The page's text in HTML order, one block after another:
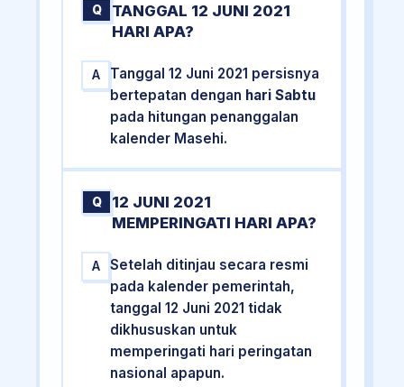
Q
TANGGAL 12 JUNI 2021
HARI APA?
A
Tanggal 12 Juni 2021 persisnya
bertepatan dengan hari Sabtu
pada hitungan penanggalan
kalender Masehi.
Q
12 JUNI 2021
MEMPERINGATI HARI APA?
A
Setelah ditinjau secara resmi
pada kalender pemerintah,
tanggal 12 Juni 2021 tidak
dikhususkan untuk
memperingati hari peringatan
nasional apapun.